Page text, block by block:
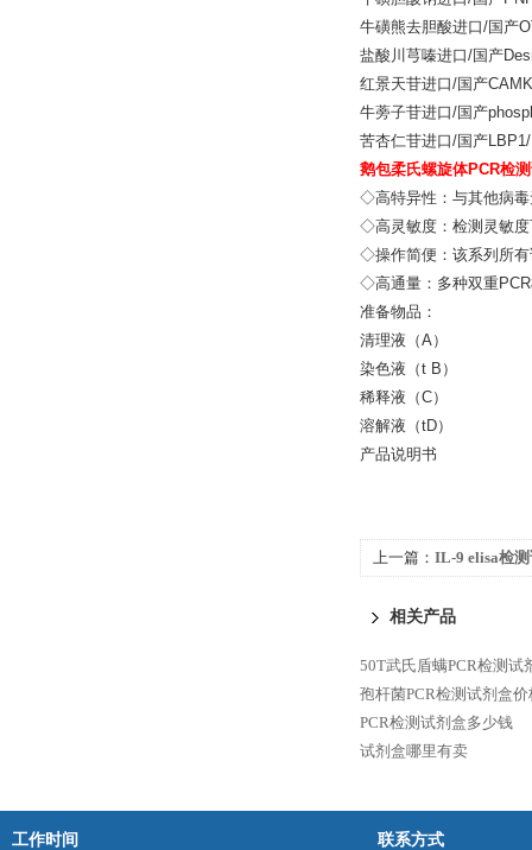
牛磺熊去胆酸进口/国产
盐酸川芎嗪进口/国产
红景天苷进口/国产
牛蒡子苷进口/国产
苦杏仁苷进口/国产
鹅包柔氏螺旋体PCR检
◇高特异性：与其他病
◇高灵敏度：检测灵敏度
◇操作简便：该系列所有
◇高通量：多种双重
准备物品：
清理液（
染色液（t
稀释液（
溶解液（
产品说明
上一篇： IL-9 elisa检
相关产品
50T武氏盾螨PCR检测试
孢杆菌PCR检测试剂盒价
PCR检测试剂盒多少钱
试剂盒哪里有卖
工作时间 联系方式